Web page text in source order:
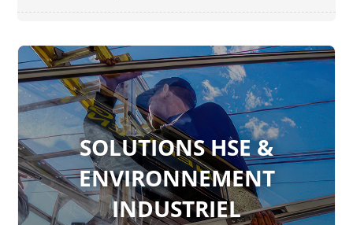
SOLUTIONS HSE &
ENVIRONNEMENT
INDUSTRIEL